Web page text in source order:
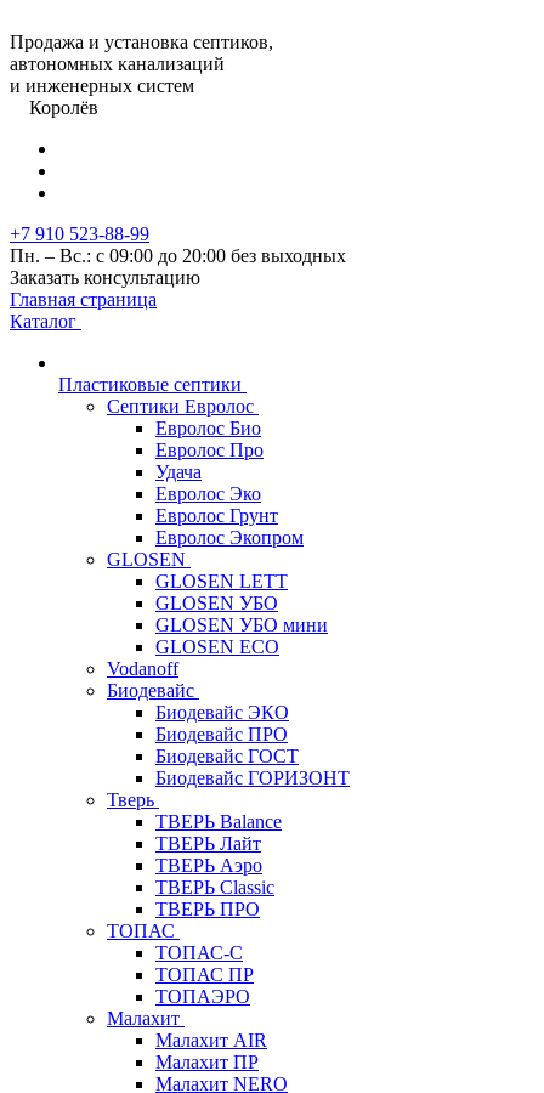
Продажа и установка септиков,
автономных канализаций
и инженерных систем
Королёв
+7 910 523-88-99
Пн. – Вс.: с 09:00 до 20:00 без выходных
Заказать консультацию
Главная страница
Каталог
Пластиковые септики
Септики Евролос
Евролос Био
Евролос Про
Удача
Евролос Эко
Евролос Грунт
Евролос Экопром
GLOSEN
GLOSEN LETT
GLOSEN УБО
GLOSEN УБО мини
GLOSEN ECO
Vodanoff
Биодевайс
Биодевайс ЭКО
Биодевайс ПРО
Биодевайс ГОСТ
Биодевайс ГОРИЗОНТ
Тверь
ТВЕРЬ Balance
ТВЕРЬ Лайт
ТВЕРЬ Аэро
ТВЕРЬ Classic
ТВЕРЬ ПРО
ТОПАС
ТОПАС-С
ТОПАС ПР
ТОПАЭРО
Малахит
Малахит AIR
Малахит ПР
Малахит NERO